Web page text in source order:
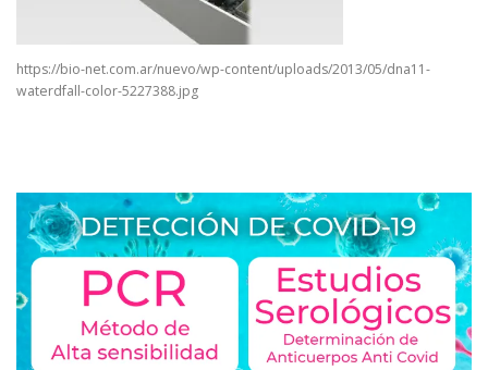
https://bio-net.com.ar/nuevo/wp-content/uploads/2013/05/dna11-
waterdfall-color-5227388.jpg